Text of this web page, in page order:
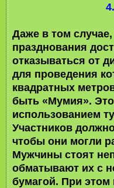
Даже в том
празднования
отказываться от
для проведения
квадратных
быть «Мумия». Это
использованием
Участников
чтобы они могли
Мужчины стоят
обматывают их с
бумагой. При